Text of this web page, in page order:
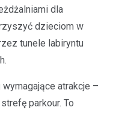
dla
dzieciom w
tunele labiryntu
atrakcje –
parkour. To